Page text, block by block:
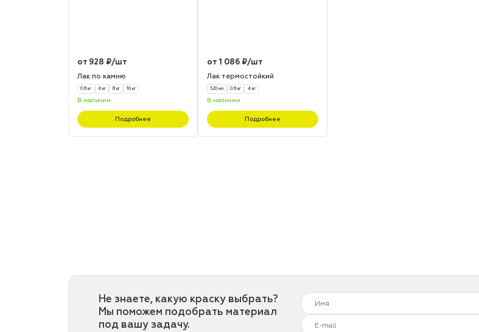
от 928 ₽/шт
Лак по камню
0.8 кг 4 кг 8 кг 16 кг
В наличии
Подробнее
от 1 086 ₽/шт
Лак термостойкий
520 мл 0.8 кг 4 кг
В наличии
Подробнее
Не знаете, какую краску выбрать?
Мы поможем подобрать материал
под вашу задачу.